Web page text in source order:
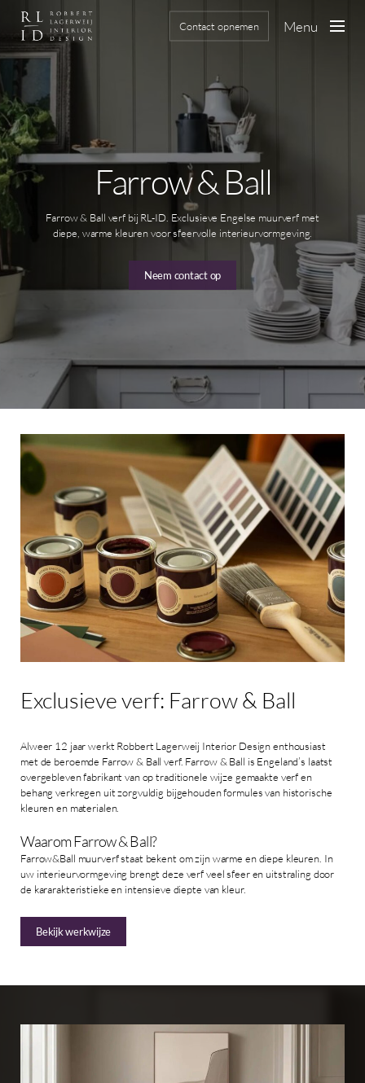
main
content
Contact opnemen Menu
Farrow & Ball
Farrow & Ball verf bij RL-ID. Exclusieve Engelse muurverf met
diepe, warme kleuren voor sfeervolle interieurvormgeving.
Neem contact op
Exclusieveverf: Farrow& Ball
Alweer 12 jaar werkt Robbert Lagerweij Interior Design enthousiast
met de beroemde Farrow & Ball verf. Farrow & Ball is Engeland’s laatst
overgebleven fabrikant van op traditionele wijze gemaakte verf en
behang verkregen uit zorgvuldig bijgehouden formules van historische
kleuren en materialen.
Waarom Farrow & Ball?
Farrow&Ball muurverf staat bekent om zijn warme en diepe kleuren. In
uw interieurvormgeving brengt deze verf veel sfeer en uitstraling door
de kararakteristieke en intensieve diepte van kleur.
Bekijk werkwijze